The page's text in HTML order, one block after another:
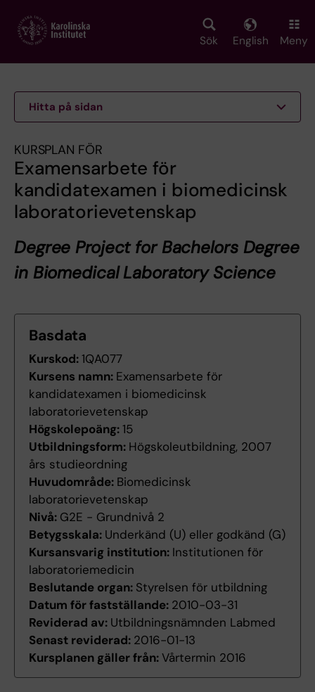
main
Sök English Meny
Hitta på sidan
KURSPLAN FÖR
Examensarbete för
kandidatexamen i biomedicinsk
laboratorievetenskap
Degree Project for Bachelors Degree
in Biomedical Laboratory Science
Basdata
Kurskod:1QA077
Kursens namn: Examensarbete för
kandidatexamen i biomedicinsk
laboratorievetenskap
Högskolepoäng:15
Utbildningsform: Högskoleutbildning, 2007
års studieordning
Huvudområde: Biomedicinsk
laboratorievetenskap
Nivå: G2E - Grundnivå 2
Betygsskala: Underkänd (U) eller godkänd (G)
Kursansvarig institution: Institutionen för
laboratoriemedicin
Beslutande organ: Styrelsen för utbildning
Datum för fastställande: 2010-03-31
Reviderad av: Utbildningsnämnden Labmed
Senast reviderad: 2016-01-13
Kursplanen gäller från:Vårtermin 2016